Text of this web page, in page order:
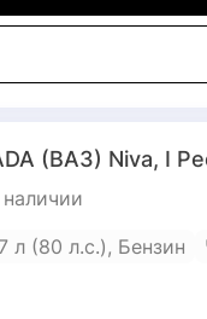
(ВАЗ) Niva, I
л (80 л.с.), Бензин